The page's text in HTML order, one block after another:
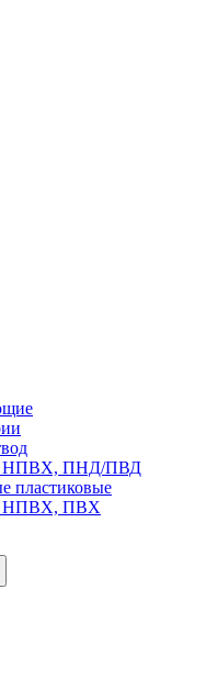
НПВХ, ПНД/ПВД
пластиковые
НПВХ, ПВХ